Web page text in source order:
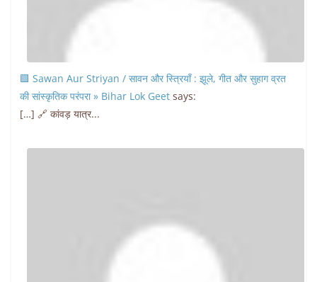
🟩 Sawan Aur Striyan / सावन और स्त्रियाँ : झूले, गीत और सुहाग व्रत
की सांस्कृतिक परंपरा » Bihar Lok Geet says:
[…] 🔗 कांवड़ यात्र...